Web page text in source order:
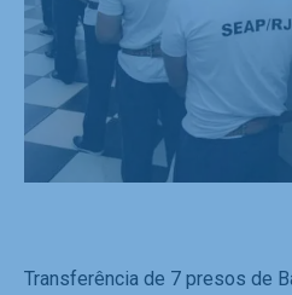
Transferência de 7 presos de